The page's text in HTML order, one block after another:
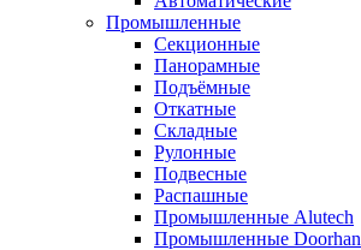
Промышленные
Секционные
Панорамные
Подъёмные
Откатные
Складные
Рулонные
Подвесные
Распашные
Промышленные Alutech
Промышленные Doorhan